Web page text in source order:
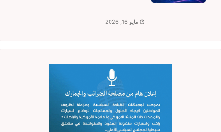
مايو 16, 2026